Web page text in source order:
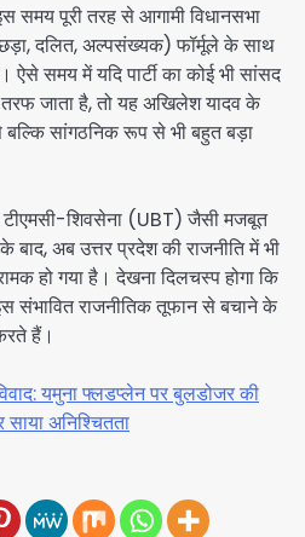
समय पूरी तरह से आगामी विधानसभा
दलित, अल्पसंख्यक) फॉर्मूले के साथ
समय में यदि पार्टी का कोई भी सांसद
जाता है, तो यह अखिलेश यादव के
बल्कि सांगठनिक रूप से भी बहुत बड़ा
टीएमसी-शिवसेना (UBT) जैसी मजबूत
बाद, अब उत्तर प्रदेश की राजनीति में भी
हो गया है। देखना दिलचस्प होगा कि
राजनीतिक तूफान से बचाने के
हैं।
यमुना फ्लडप्लेन पर बुलडोजर की
अनिश्चितता